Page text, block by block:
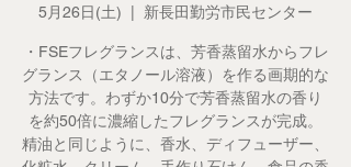
5月26日(土) 新長田勤労市民センター
・FSEフレグランスは、芳香蒸留水からフレ
グランス（エタノール溶液）を作る画期的な
方法です。わずか10分で芳香蒸留水の香り
を約50倍に濃縮したフレグランスが完成。
精油と同じように、香水、ディフューザー、